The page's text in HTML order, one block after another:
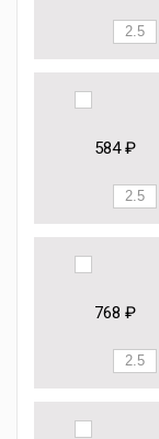
584 ₽
768 ₽